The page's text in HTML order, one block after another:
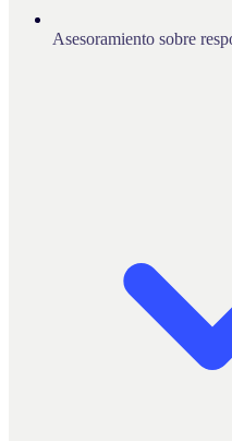
Asesoramiento sobre